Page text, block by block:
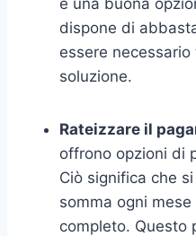
dispone di
essere necessario
soluzione.
Rateizzare il
offrono opzioni di
Ciò significa che
somma ogni
completo. Questo